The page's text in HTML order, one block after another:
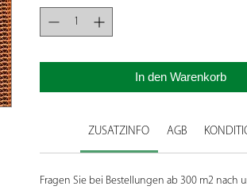
In den Warenkorb
ZUSATZINFO AGB
Fragen Sie bei Bestellungen ab 300 m2 nach